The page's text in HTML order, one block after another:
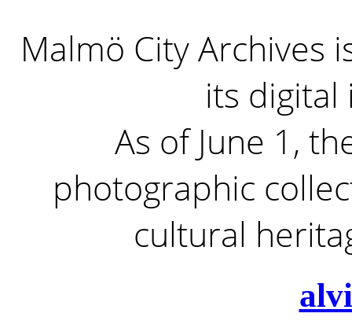
Malmö City Archives
its digital
As of June 1,
photographic
cultural